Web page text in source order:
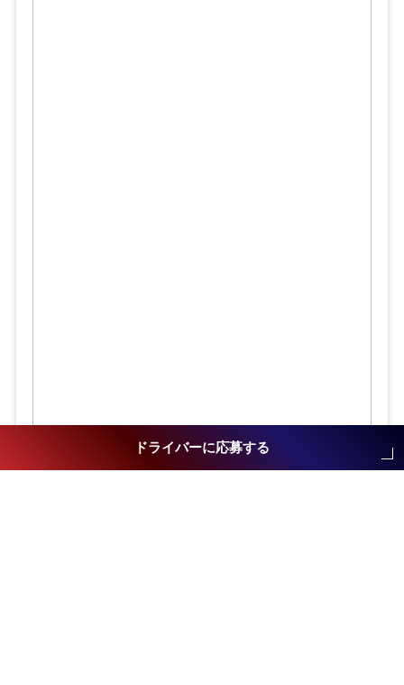
ドライバーに応募する